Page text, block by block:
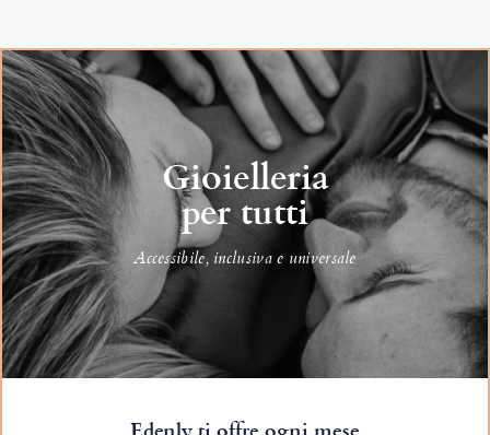
Gioielleria
per tutti
Accessibile, inclusiva e universale
Edenly ti offre ogni mese